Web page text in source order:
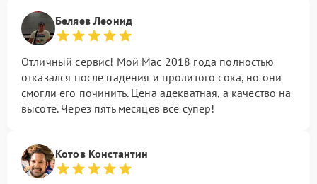
Беляев Леонид
Отличный сервис! Мой Mac 2018 года полностью
отказался после падения и пролитого сока, но они
смогли его починить. Цена адекватная, а качество на
высоте. Через пять месяцев всё супер!
Котов Константин